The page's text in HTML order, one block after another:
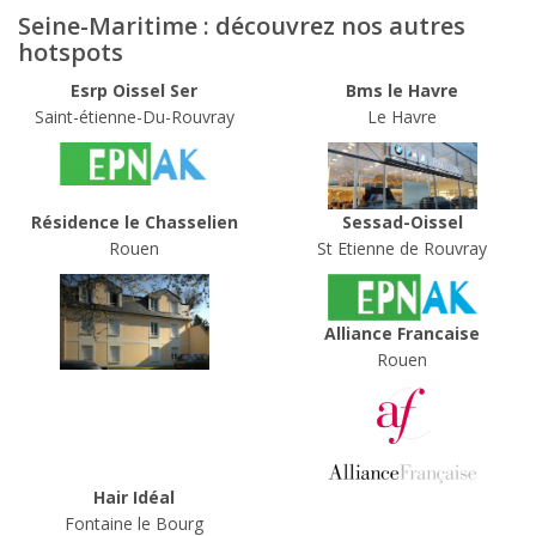
Seine-Maritime : découvrez nos autres
hotspots
Esrp Oissel Ser
Saint-étienne-Du-Rouvray
Bms le Havre
Le Havre
Résidence le Chasselien
Rouen
Sessad-Oissel
St Etienne de Rouvray
Alliance Francaise
Rouen
Hair Idéal
Fontaine le Bourg